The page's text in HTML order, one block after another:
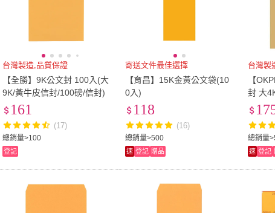
台灣製造,品質保證
【全勝】9K公文封 100入(大
9K/黃牛皮信封/100磅/信封)
總銷量>100
161
(17)
登記
寄送文件最佳選擇
【育昌】15K金黃公文袋(10
0入)
總銷量>500
118
(16)
速 登記 贈品
台灣製
【
封 大
總銷量
速 登記